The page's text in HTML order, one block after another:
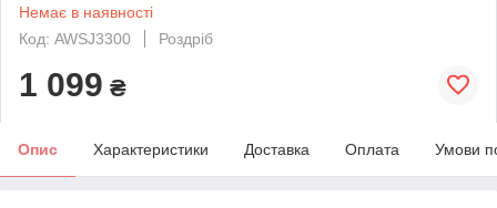
Немає в наявності
Код: AWSJ3300
Роздріб
1 099 ₴
Опис Характеристики Доставка Оплата Умови